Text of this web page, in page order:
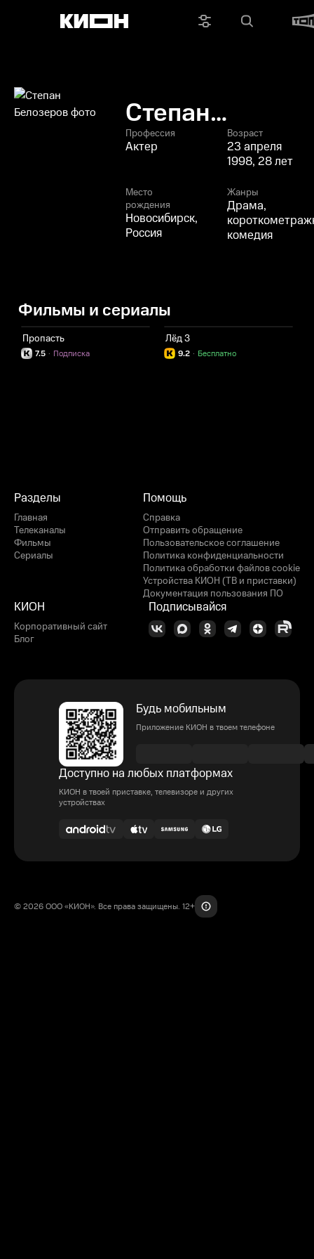
Степан
Белозеров
Профессия
Актер
Возраст
23 апреля
1998, 28 лет
Место
рождения
Новосибирск,
Россия
Жанры
Драма,
комедия
Фильмы и сериалы
Пропасть
7.5 Подписка
·
Лёд 3
9.2 Бесплатно
·
Разделы
Главная
Телеканалы
Фильмы
Сериалы
Помощь
Справка
Отправить обращение
Пользовательское соглашение
Политика конфиденциальности
Политика обработки файлов cookie
Устройства КИОН (ТВ и приставки)
Документация пользования ПО
КИОН
Корпоративный сайт
Блог
Подписывайся
Будь мобильным
Приложение КИОН в твоем телефоне
Доступно на любых платформах
КИОН в твоей приставке, телевизоре и других
устройствах
© 2026 ООО «КИОН». Все права защищены. 12+